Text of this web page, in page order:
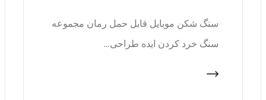
سنگ شکن موبایل قابل حمل رمان مجموعه
سنگ خرد کردن ایده طراحی…